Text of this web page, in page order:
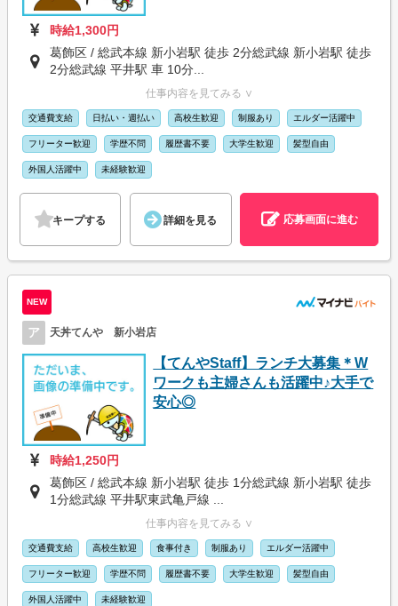
時給1,300円
葛飾区 / 総武本線 新小岩駅 徒歩 2分総武線 新小岩駅 徒歩
2分総武線 平井駅 車 10分...
仕事内容を見てみる ∨
交通費支給 日払い・週払い 高校生歓迎 制服あり エルダー活躍中
フリーター歓迎 学歴不問 履歴書不要 大学生歓迎 髪型自由
外国人活躍中 未経験歓迎
キープする 詳細を見る 応募画面に進む
NEW
ア 天丼てんや 新小岩店
【てんやStaff】ランチ大募集＊W
ワークも主婦さんも活躍中♪大手で
安心◎
時給1,250円
葛飾区 / 総武本線 新小岩駅 徒歩 1分総武線 新小岩駅 徒歩
1分総武線 平井駅東武亀戸線 ...
仕事内容を見てみる ∨
交通費支給 高校生歓迎 食事付き 制服あり エルダー活躍中
フリーター歓迎 学歴不問 履歴書不要 大学生歓迎 髪型自由
外国人活躍中 未経験歓迎